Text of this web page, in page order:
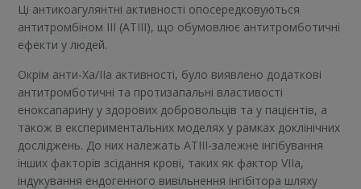
Ці антикоагулянтні активності опосередковуються
антитромбіном III (ATIII), що обумовлює антитромботичні
ефекти у людей.
Окрім анти-Xa/IIa активності, було виявлено додаткові
антитромботичні та протизапальні властивості
еноксапарину у здорових добровольців та у пацієнтів, а
також в експериментальних моделях у рамках доклінічних
досліджень. До них належать ATIII-залежне інгібування
інших факторів зсідання крові, таких як фактор VIIa,
індукування ендогенного вивільнення інгібітора шляху